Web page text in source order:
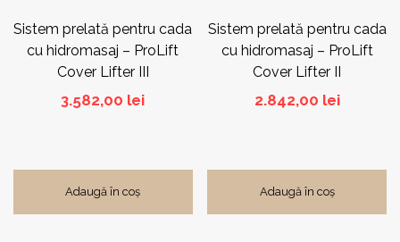
Sistem prelată pentru cada
cu hidromasaj – ProLift
Cover Lifter III
3.582,00 lei
Adaugă în coș
Sistem prelată pentru cada
cu hidromasaj – ProLift
Cover Lifter II
2.842,00 lei
Adaugă în coș